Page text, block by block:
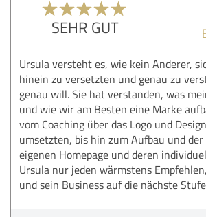
SEHR GUT
Ursula versteht es, wie kein Anderer,
hinein zu versetzten und genau zu
genau will. Sie hat verstanden, was
und wie wir am Besten eine Marke
vom Coaching über das Logo und
umsetzten, bis hin zum Aufbau und
eigenen Homepage und deren
Ursula nur jeden wärmstens
und sein Business auf die nächste